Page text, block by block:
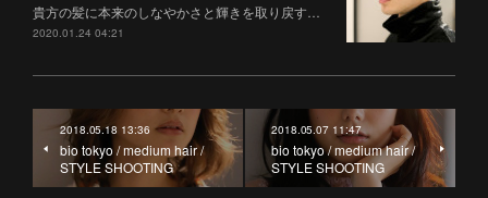
貴方の髪に本来のしなやかさと輝きを取り戻す…
2020.01.24 04:21
2018.05.18 13:36
bio tokyo / medium hair /
STYLE SHOOTING
2018.05.07 11:47
bio tokyo / medium hair /
STYLE SHOOTING